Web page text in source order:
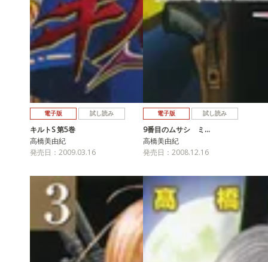
電子版 試し読み
キルトS 第5巻
高橋美由紀
発売日：2009.03.16
電子版 試し読み
9番目のムサシ ミ…
高橋美由紀
発売日：2008.12.16